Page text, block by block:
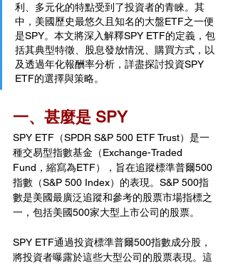
利、多元化的特點受到了投資者的青睞。其
中，美國歷史最悠久且知名的大盤ETF之一便
是SPY。本文將深入解釋SPY ETF的定義，包
括其典型特徵、股息發放情況、購買方式，以
及透過年化報酬率分析，詳盡探討投資SPY
ETF的選擇與策略。
一、甚麼是 SPY
SPY ETF（SPDR S&P 500 ETF Trust）是一
種交易型指數基金（Exchange-Traded
Fund，縮寫為ETF），旨在追蹤標準普爾500
指數（S&P 500 Index）的表現。S&P 500指
數是美國最廣泛追蹤和參考的股票市場指標之
一，包括美國500家大型上市公司的股票。
SPY ETF通過投資標準普爾500指數成分股，
將投資者曝露於這些大型公司的股票表現。這